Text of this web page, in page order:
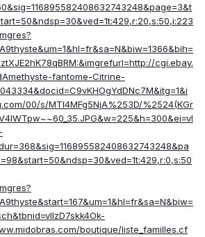
cgi.ebay.
fantome-Citrine-
00/s/MTI4MFg5NjA%253D/%2524(KGr
boutique/liste_familles.cf